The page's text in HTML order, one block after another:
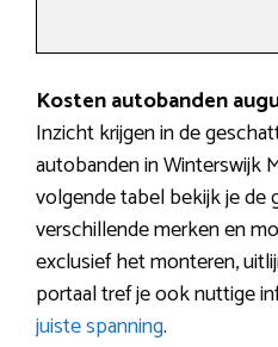
Kosten autobanden
Inzicht krijgen in de
autobanden in Winterswijk
volgende tabel bekijk je de
verschillende merken en
exclusief het monteren,
portaal tref je ook nuttige
juiste spanning.